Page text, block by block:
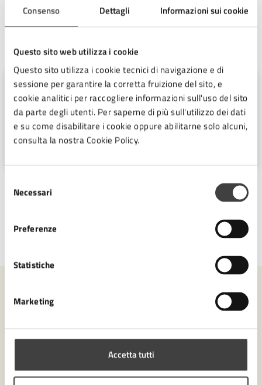
Consenso Dettagli Informazioni sui cookie
Questo sito web utilizza i cookie
Questo sito utilizza i cookie tecnici di navigazione e di
sessione per garantire la corretta fruizione del sito, e
cookie analitici per raccogliere informazioni sull'uso del sito
da parte degli utenti. Per saperne di più sull'utilizzo dei dati
e su come disabilitare i cookie oppure abilitarne solo alcuni,
consulta la nostra Cookie Policy.
delNecessari
Preferenze
Statistiche
Marketing
Accetta tutti
capitale cultura
A cura di
Settore Biblioteca Malatestiana e
Cultura
Piazza del Popolo 10, Cesena (FC),
47521
Amministrazione
Ufficio Partecipazione